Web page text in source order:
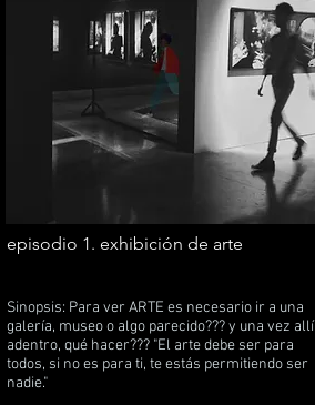
episodio 1. exhibición de arte
Sinopsis: Para ver ARTE es necesario ir a una
galería, museo o algo parecido??? y una vez allí
adentro, qué hacer??? "El arte debe ser para
todos, si no es para ti, te estás permitiendo ser
nadie."